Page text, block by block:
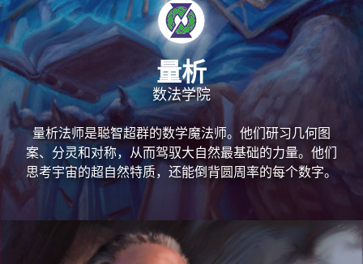
量析
数法学院
量析法师是聪智超群的数学魔法师。他们研习几何图
案、分灵和对称，从而驾驭大自然最基础的力量。他们
思考宇宙的超自然特质，还能倒背圆周率的每个数字。